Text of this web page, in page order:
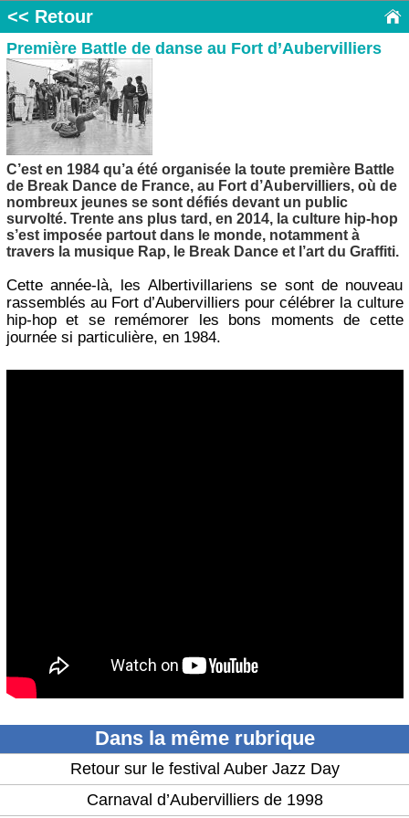
<< Retour
Première Battle de danse au Fort d’Aubervilliers
C’est en 1984 qu’a été organisée la toute première Battle
de Break Dance de France, au Fort d’Aubervilliers, où de
nombreux jeunes se sont défiés devant un public
survolté. Trente ans plus tard, en 2014, la culture hip-hop
s’est imposée partout dans le monde, notamment à
travers la musique Rap, le Break Dance et l’art du Graffiti.
Cette année-là, les Albertivillariens se sont de nouveau
rassemblés au Fort d’Aubervilliers pour célébrer la culture
hip-hop et se remémorer les bons moments de cette
journée si particulière, en 1984.
Dans la même rubrique
Retour sur le festival Auber Jazz Day
Carnaval d’Aubervilliers de 1998